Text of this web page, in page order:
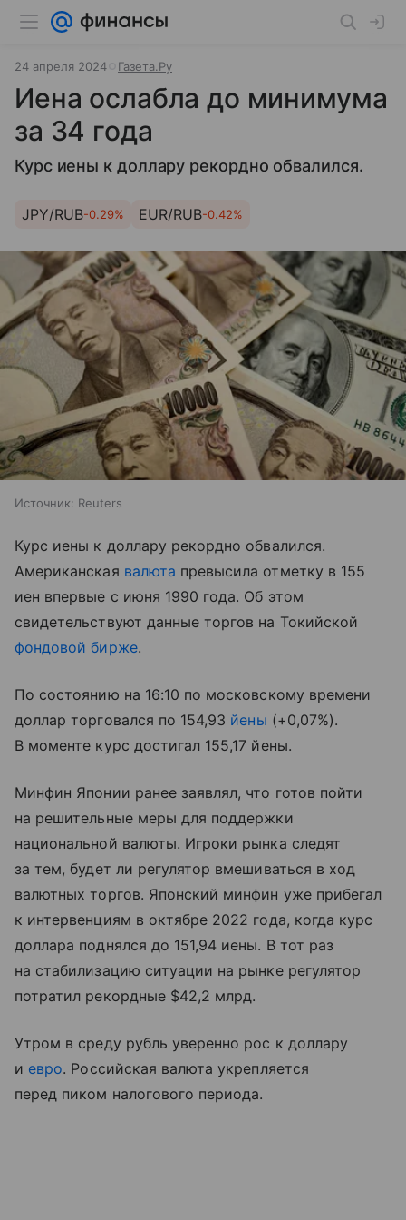
24 апреля 2024 Газета.Ру
Иена ослабла до минимума
за 34 года
Курс иены к доллару рекордно обвалился.
JPY/RUB-0.29% EUR/RUB-0.42%
Источник: Reuters
Курс иены к доллару рекордно обвалился.
Американская валюта превысила отметку в 155
иен впервые с июня 1990 года. Об этом
свидетельствуют данные торгов на Токийской
фондовой бирже.
По состоянию на 16:10 по московскому времени
доллар торговался по 154,93 йены (+0,07%).
В моменте курс достигал 155,17 йены.
Минфин Японии ранее заявлял, что готов пойти
на решительные меры для поддержки
национальной валюты. Игроки рынка следят
за тем, будет ли регулятор вмешиваться в ход
валютных торгов. Японский минфин уже прибегал
к интервенциям в октябре 2022 года, когда курс
доллара поднялся до 151,94 иены. В тот раз
на стабилизацию ситуации на рынке регулятор
потратил рекордные $42,2 млрд.
Утром в среду рубль уверенно рос к доллару
и евро. Российская валюта укрепляется
перед пиком налогового периода.